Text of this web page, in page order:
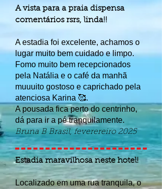
A vista para a praia dispensa
comentários rsrs, linda!!
A estadia foi excelente, achamos o
lugar muito bem cuidado e limpo.
Fomo muito bem recepcionados
pela Natália e o café da manhã
muuuito gostoso e caprichado pela
atenciosa Karina 🥰.
A pousada fica perto do centrinho,
dá para ir a pé tranquilamente.
Bruna B Brasil, feverereiro 2025
Estadia maravilhosa neste hotel!
Localizado em uma rua tranquila, o